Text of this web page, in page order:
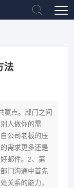
法
赢点。部门之间
人做你的需
公司老板的压
需求更多还是
邮件。2、第
门沟通中首先
关系的能力，